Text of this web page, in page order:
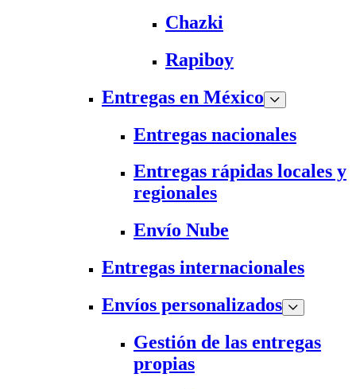
Chazki
Rapiboy
Entregas en México
Entregas nacionales
Entregas rápidas locales y
regionales
Envío Nube
Entregas internacionales
Envíos personalizados
Gestión de las entregas
propias